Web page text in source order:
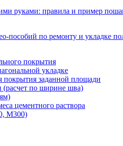
руками: правила и пример
пособий по ремонту и укладке
покрытия
укладке
покрытия заданной площади
(расчет по ширине шва)
цементного раствора
М300)